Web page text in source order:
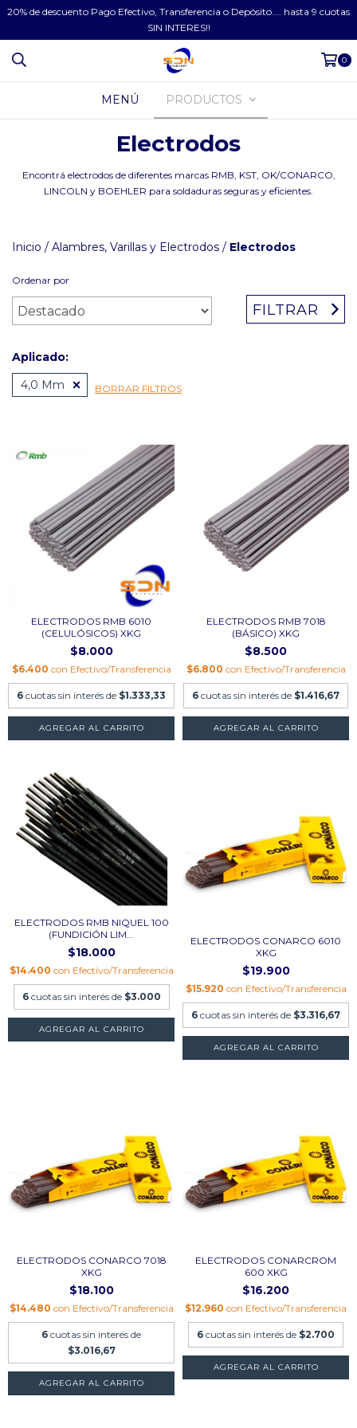
20% de descuento Pago Efectivo, Transferencia o Depósito.... hasta 9 cuotas
SIN INTERES!!
0
MENÚ PRODUCTOS
Electrodos
Encontrá electrodos de diferentes marcas RMB, KST, OK/CONARCO,
LINCOLN y BOEHLER para soldaduras seguras y eficientes.
Inicio / Alambres, Varillas y Electrodos / Electrodos
Ordenar por
FILTRAR
Aplicado:
4,0 Mm
BORRAR FILTROS
ELECTRODOS RMB 6010
(CELULÓSICOS) XKG
$8.000
$6.400 con Efectivo/Transferencia
6 cuotas sin interés de $1.333,33
AGREGAR AL CARRITO
ELECTRODOS RMB 7018
(BÁSICO) XKG
$8.500
$6.800 con Efectivo/Transferencia
6 cuotas sin interés de $1.416,67
AGREGAR AL CARRITO
ELECTRODOS RMB NIQUEL 100
(FUNDICIÓN LIM...
$18.000
$14.400 con Efectivo/Transferencia
6 cuotas sin interés de $3.000
AGREGAR AL CARRITO
ELECTRODOS CONARCO 6010
XKG
$19.900
$15.920 con Efectivo/Transferencia
6 cuotas sin interés de $3.316,67
AGREGAR AL CARRITO
ELECTRODOS CONARCO 7018
XKG
$18.100
$14.480 con Efectivo/Transferencia
6 cuotas sin interés de
$3.016,67
AGREGAR AL CARRITO
ELECTRODOS CONARCROM
600 XKG
$16.200
$12.960 con Efectivo/Transferencia
6 cuotas sin interés de $2.700
AGREGAR AL CARRITO